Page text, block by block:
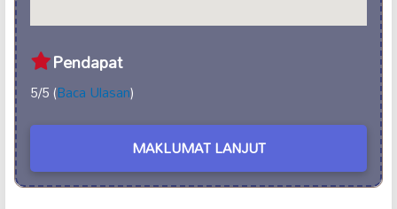
Pendapat
5/5 (Baca Ulasan)
MAKLUMAT LANJUT